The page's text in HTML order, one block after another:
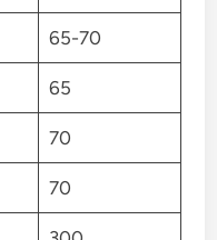
65-70
65
70
70